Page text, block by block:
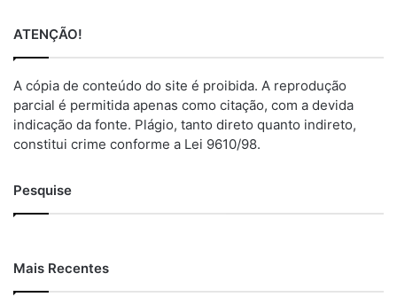
ATENÇÃO!
A cópia de conteúdo do site é proibida. A reprodução
parcial é permitida apenas como citação, com a devida
indicação da fonte. Plágio, tanto direto quanto indireto,
constitui crime conforme a Lei 9610/98.
Pesquise
Mais Recentes